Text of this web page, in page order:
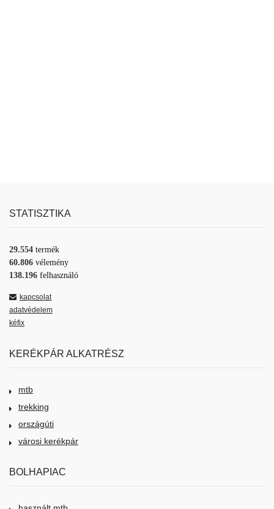
STATISZTIKA
29.554 termék
60.806 vélemény
138.196 felhasználó
kapcsolat
adatvédelem
kéfix
KERÉKPÁR ALKATRÉSZ
mtb
trekking
országúti
városi kerékpár
BOLHAPIAC